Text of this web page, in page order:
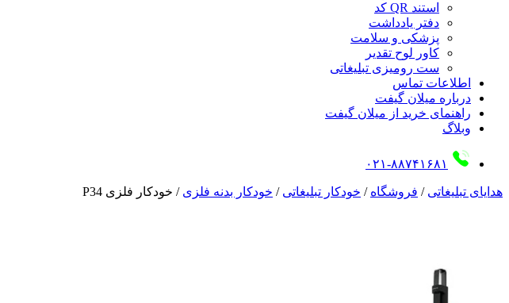
استند QR کد
دفتر یادداشت
پزشکی و سلامت
کاور لوح تقدیر
ست رومیزی تبلیغاتی
اطلاعات تماس
درباره میلان گیفت
راهنمای خرید از میلان گیفت
وبلاگ
۰۲۱-۸۸۷۴۱۶۸۱
هدایای تبلیغاتی / فروشگاه / خودکار تبلیغاتی / خودکار بدنه فلزی / خودکار فلزی P34